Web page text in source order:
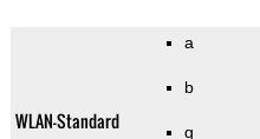
WLAN-Standard
a
b
g